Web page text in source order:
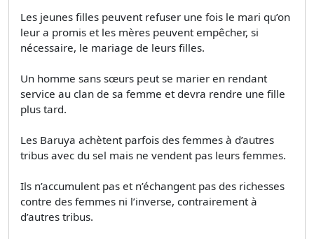
Les jeunes filles peuvent refuser une fois le mari qu’on
leur a promis et les mères peuvent empêcher, si
nécessaire, le mariage de leurs filles.
Un homme sans sœurs peut se marier en rendant
service au clan de sa femme et devra rendre une fille
plus tard.
Les Baruya achètent parfois des femmes à d’autres
tribus avec du sel mais ne vendent pas leurs femmes.
Ils n’accumulent pas et n’échangent pas des richesses
contre des femmes ni l’inverse, contrairement à
d’autres tribus.